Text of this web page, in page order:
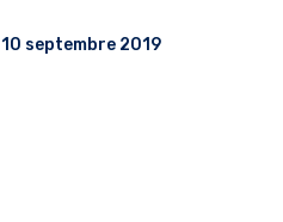
10 septembre 2019